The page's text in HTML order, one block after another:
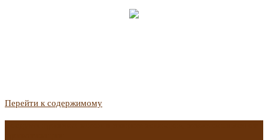
Перейти к содержимому